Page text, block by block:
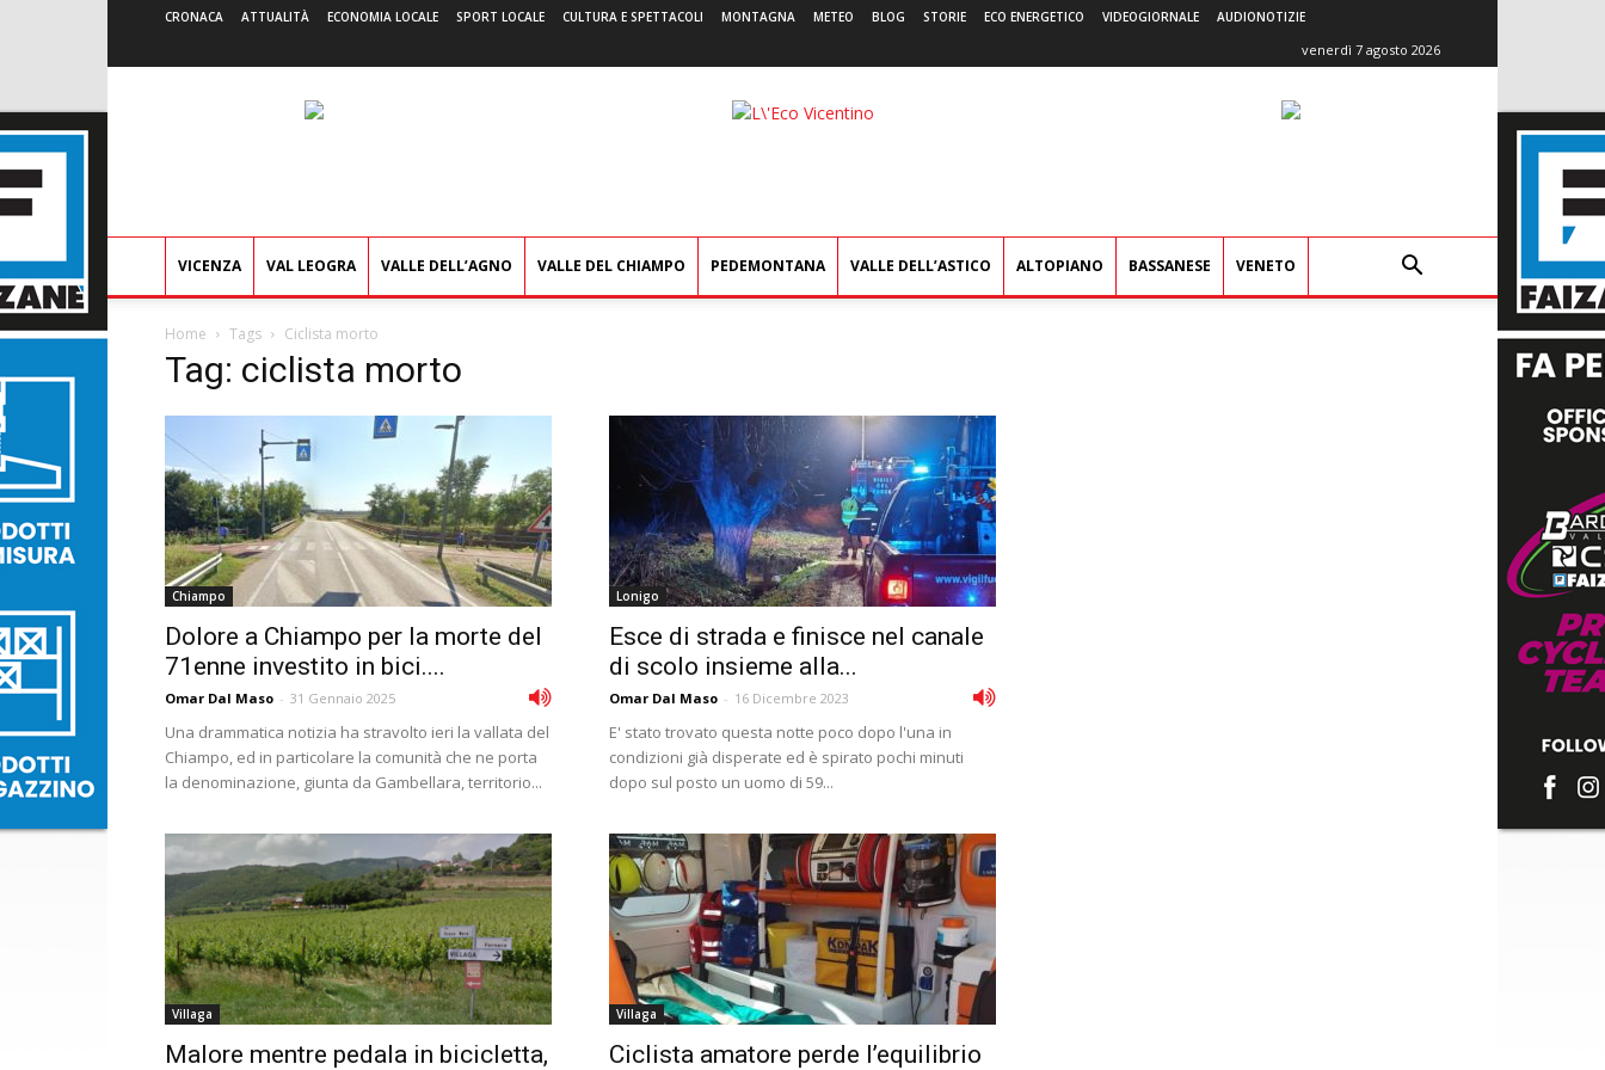
CRONACA ATTUALITÀ ECONOMIA LOCALE SPORT LOCALE CULTURA E SPETTACOLI MONTAGNA METEO BLOG STORIE ECO ENERGETICO VIDEOGIORNALE AUDIONOTIZIE
venerdì 7 agosto 2026
L'Eco
VICENZA VAL LEOGRA VALLE DELL’AGNO VALLE DEL CHIAMPO PEDEMONTANA VALLE DELL’ASTICO ALTOPIANO BASSANESE VENETO
Home Tags Ciclista morto
Tag: ciclista morto
Chiampo
Dolore a Chiampo per la morte del
71enne investito in bici....
Omar Dal Maso - 31 Gennaio 2025
Una drammatica notizia ha stravolto ieri la vallata del
Chiampo, ed in particolare la comunità che ne porta
la denominazione, giunta da Gambellara, territorio...
Lonigo
Esce di strada e finisce nel canale
di scolo insieme alla...
Omar Dal Maso - 16 Dicembre 2023
E' stato trovato questa notte poco dopo l'una in
condizioni già disperate ed è spirato pochi minuti
dopo sul posto un uomo di 59...
Villaga
Malore mentre pedala in bicicletta,
Villaga
Ciclista amatore perde l’equilibrio